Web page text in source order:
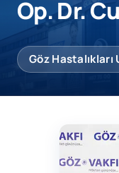
Op. Dr.
Göz Hastalıkları